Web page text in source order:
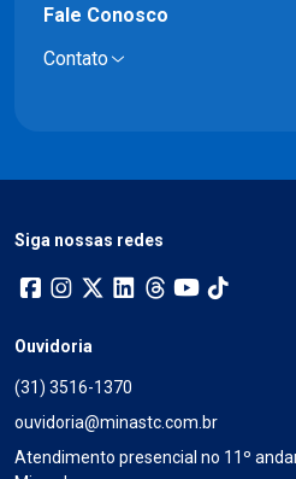
Fale Conosco
Contato
Siga nossas redes
Ouvidoria
(31) 3516-1370
ouvidoria@minastc.com.br
Atendimento presencial no 11º